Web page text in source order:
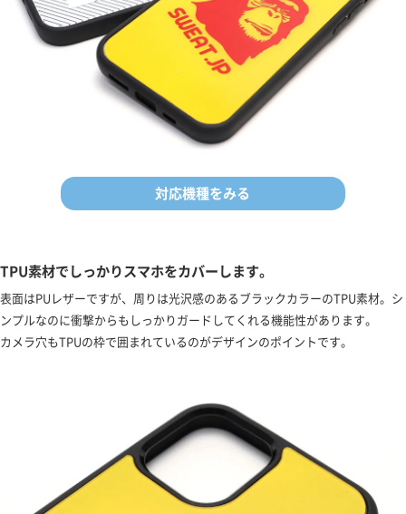
対応機種をみる
TPU素材でしっかりスマホをカバーします。
表面はPUレザーですが、周りは光沢感のあるブラックカラーのTPU素材。シ
ンプルなのに衝撃からもしっかりガードしてくれる機能性があります。
カメラ穴もTPUの枠で囲まれているのがデザインのポイントです。